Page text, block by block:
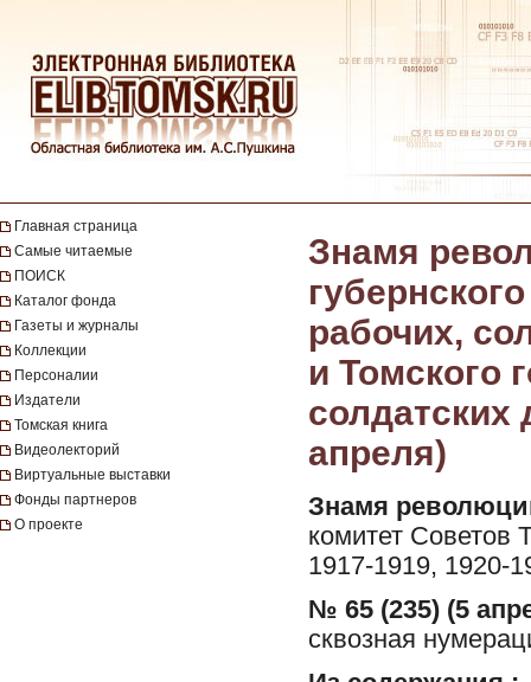
Главная страница
Самые читаемые
ПОИСК
Каталог фонда
Газеты и журналы
Коллекции
Персоналии
Издатели
Томская книга
Видеолекторий
Виртуальные выставки
Фонды партнеров
О проекте
Знамя
рабочих,
и Томского
солдатских
апреля)
Знамя
комитет Советов
1917-1919, 1920-
№ 65 (235) (5
сквозная